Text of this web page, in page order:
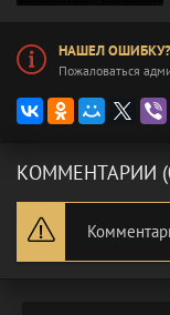
НАШЕЛ
Пожаловаться
КОММЕНТАРИИ